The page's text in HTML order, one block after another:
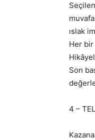
ıslak
Her bir
Son
4 –